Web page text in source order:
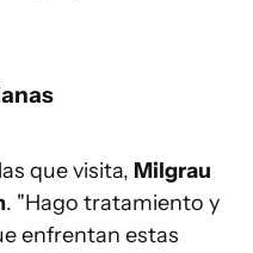
que visita, Milgrau
. "Hago tratamiento y
enfrentan estas